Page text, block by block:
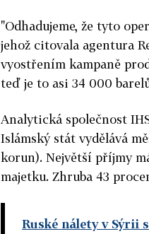
"Odhadujeme, že tyto
jehož citovala agentura
vyostřením kampaně
teď je to asi 34 000
Analytická společnost
Islámský stát vydělává
korun). Největší příjmy
majetku. Zhruba 43
Ruské nálety v Sýrii